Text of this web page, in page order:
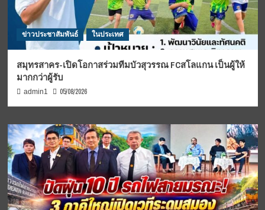
ข่าวประชาสัมพันธ์ ในประเทศ
สมุทรสาคร-เปิดโอกาสร่วมทีมบัวสุวรรณ FCสโลแกน เป็นผู้ให้
มากกว่าผู้รับ
admin1 05/08/2026